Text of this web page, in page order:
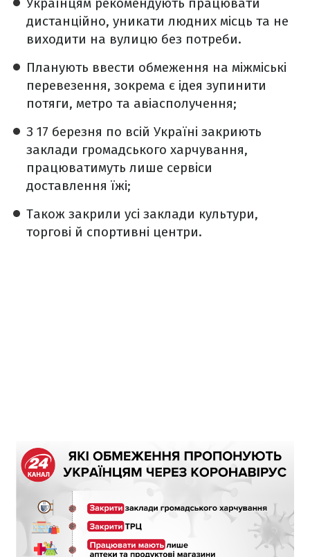
дистанційно, уникати людних місць та не
виходити на вулицю без потреби.
Планують ввести обмеження на міжміські
перевезення, зокрема є ідея зупинити
потяги, метро та авіасполучення;
З 17 березня по всій Україні закриють
заклади громадського харчування,
працюватимуть лише сервіси
доставлення їжі;
Також закрили усі заклади культури,
торгові й спортивні центри.